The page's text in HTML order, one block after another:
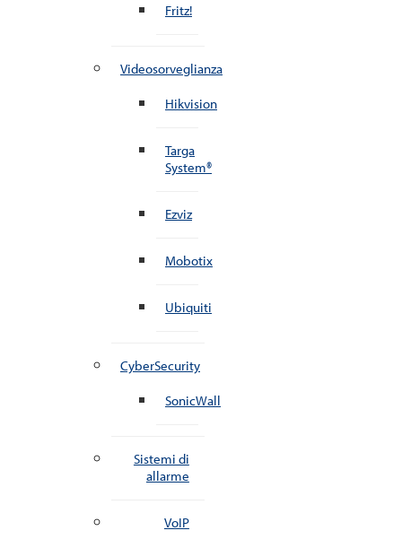
Fritz!
Videosorveglianza
Hikvision
Targa
System®
Ezviz
Mobotix
Ubiquiti
CyberSecurity
SonicWall
Sistemi di
allarme
VoIP